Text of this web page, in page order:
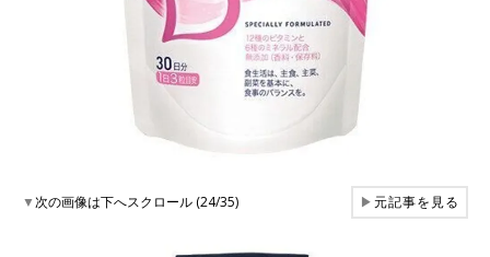
▼次の画像は下へスクロール (24/35) ▶元記事を見る